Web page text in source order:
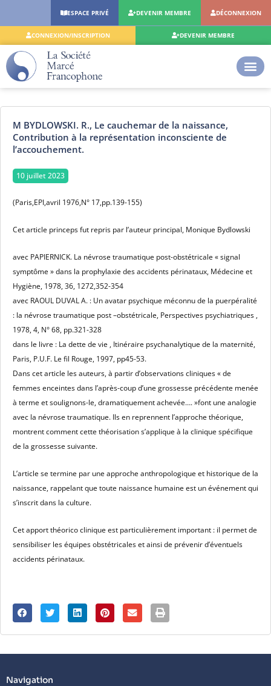
contenu
ESPACE PRIVÉ DEVENIR MEMBRE DÉCONNEXION
CONNEXION/INSCRIPTION DEVENIR MEMBRE
M BYDLOWSKI. R., Le cauchemar de la naissance,
Contribution à la représentation inconsciente de
l’accouchement.
10 juillet 2023
(Paris,EPI,avril 1976,N° 17,pp.139-155)
Cet article princeps fut repris par l’auteur principal, Monique Bydlowski
avec PAPIERNICK. La névrose traumatique post-obstétricale « signal
symptôme » dans la prophylaxie des accidents périnataux, Médecine et
Hygiène, 1978, 36, 1272,352-354
avec RAOUL DUVAL A. : Un avatar psychique méconnu de la puerpéralité
: la névrose traumatique post –obstétricale, Perspectives psychiatriques ,
1978, 4, N° 68, pp.321-328
dans le livre : La dette de vie , Itinéraire psychanalytique de la maternité,
Paris, P.U.F. Le fil Rouge, 1997, pp45-53.
Dans cet article les auteurs, à partir d’observations cliniques « de
femmes enceintes dans l’après-coup d’une grossesse précédente menée
à terme et soulignons-le, dramatiquement achevée…. »font une analogie
avec la névrose traumatique. Ils en reprennent l’approche théorique,
montrent comment cette théorisation s’applique à la clinique spécifique
de la grossesse suivante.
L’article se termine par une approche anthropologique et historique de la
naissance, rappelant que toute naissance humaine est un événement qui
s’inscrit dans la culture.
Cet apport théorico clinique est particulièrement important : il permet de
sensibiliser les équipes obstétricales et ainsi de prévenir d’éventuels
accidents périnataux.
Navigation